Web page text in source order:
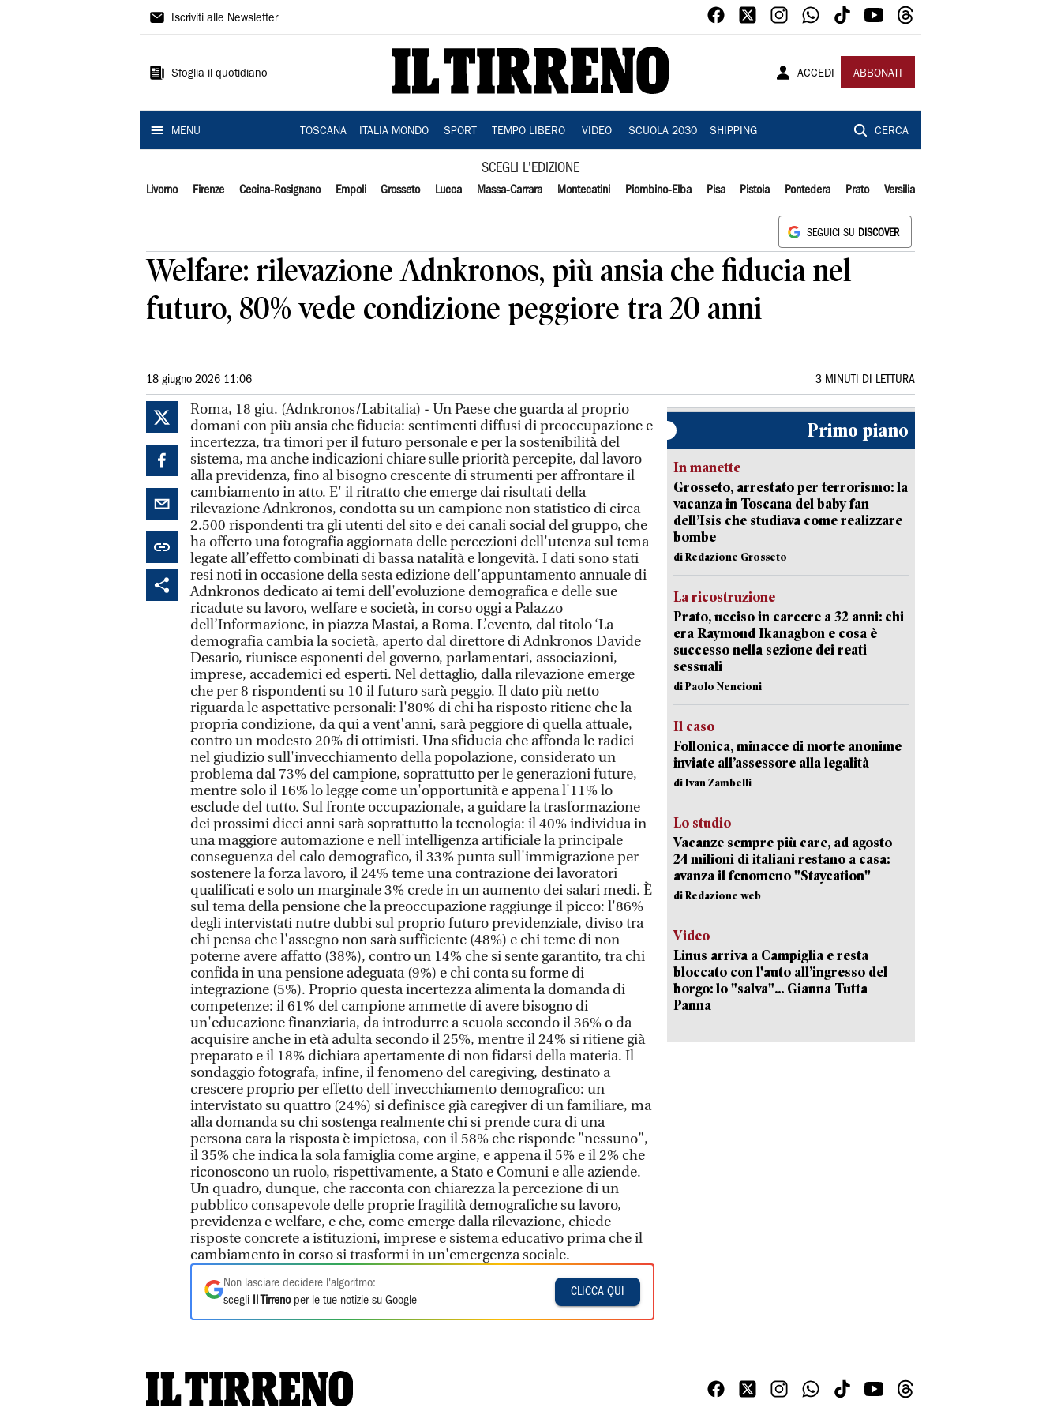
Il
Iscriviti alle Newsletter
Sfoglia il quotidiano ACCEDI ABBONATI
MENU TOSCANA ITALIA MONDO SPORT TEMPO LIBERO VIDEO SCUOLA 2030 SHIPPING CERCA
SCEGLI L'EDIZIONE
Livorno Firenze Cecina-Rosignano Empoli Grosseto Lucca Massa-Carrara Montecatini Piombino-Elba Pisa Pistoia Pontedera Prato Versilia
SEGUICI SU DISCOVER
Welfare: rilevazione Adnkronos, più ansia che fiducia nel
futuro, 80% vede condizione peggiore tra 20 anni
18 giugno 2026 11:06 3 MINUTI DI LETTURA
Roma, 18 giu. (Adnkronos/Labitalia) - Un Paese che guarda al proprio
domani con più ansia che fiducia: sentimenti diffusi di preoccupazione e
incertezza, tra timori per il futuro personale e per la sostenibilità del
sistema, ma anche indicazioni chiare sulle priorità percepite, dal lavoro
alla previdenza, fino al bisogno crescente di strumenti per affrontare il
cambiamento in atto. E' il ritratto che emerge dai risultati della
rilevazione Adnkronos, condotta su un campione non statistico di circa
2.500 rispondenti tra gli utenti del sito e dei canali social del gruppo, che
ha offerto una fotografia aggiornata delle percezioni dell'utenza sul tema
legate all’effetto combinati di bassa natalità e longevità. I dati sono stati
resi noti in occasione della sesta edizione dell’appuntamento annuale di
Adnkronos dedicato ai temi dell'evoluzione demografica e delle sue
ricadute su lavoro, welfare e società, in corso oggi a Palazzo
dell’Informazione, in piazza Mastai, a Roma. L’evento, dal titolo ‘La
demografia cambia la società, aperto dal direttore di Adnkronos Davide
Desario, riunisce esponenti del governo, parlamentari, associazioni,
imprese, accademici ed esperti. Nel dettaglio, dalla rilevazione emerge
che per 8 rispondenti su 10 il futuro sarà peggio. Il dato più netto
riguarda le aspettative personali: l'80% di chi ha risposto ritiene che la
propria condizione, da qui a vent'anni, sarà peggiore di quella attuale,
contro un modesto 20% di ottimisti. Una sfiducia che affonda le radici
nel giudizio sull'invecchiamento della popolazione, considerato un
problema dal 73% del campione, soprattutto per le generazioni future,
mentre solo il 16% lo legge come un'opportunità e appena l'11% lo
esclude del tutto. Sul fronte occupazionale, a guidare la trasformazione
dei prossimi dieci anni sarà soprattutto la tecnologia: il 40% individua in
una maggiore automazione e nell'intelligenza artificiale la principale
conseguenza del calo demografico, il 33% punta sull'immigrazione per
sostenere la forza lavoro, il 24% teme una contrazione dei lavoratori
qualificati e solo un marginale 3% crede in un aumento dei salari medi. È
sul tema della pensione che la preoccupazione raggiunge il picco: l'86%
degli intervistati nutre dubbi sul proprio futuro previdenziale, diviso tra
chi pensa che l'assegno non sarà sufficiente (48%) e chi teme di non
poterne avere affatto (38%), contro un 14% che si sente garantito, tra chi
confida in una pensione adeguata (9%) e chi conta su forme di
integrazione (5%). Proprio questa incertezza alimenta la domanda di
competenze: il 61% del campione ammette di avere bisogno di
un'educazione finanziaria, da introdurre a scuola secondo il 36% o da
acquisire anche in età adulta secondo il 25%, mentre il 24% si ritiene già
preparato e il 18% dichiara apertamente di non fidarsi della materia. Il
sondaggio fotografa, infine, il fenomeno del caregiving, destinato a
crescere proprio per effetto dell'invecchiamento demografico: un
intervistato su quattro (24%) si definisce già caregiver di un familiare, ma
alla domanda su chi sostenga realmente chi si prende cura di una
persona cara la risposta è impietosa, con il 58% che risponde "nessuno",
il 35% che indica la sola famiglia come argine, e appena il 5% e il 2% che
riconoscono un ruolo, rispettivamente, a Stato e Comuni e alle aziende.
Un quadro, dunque, che racconta con chiarezza la percezione di un
pubblico consapevole delle proprie fragilità demografiche su lavoro,
previdenza e welfare, e che, come emerge dalla rilevazione, chiede
risposte concrete a istituzioni, imprese e sistema educativo prima che il
cambiamento in corso si trasformi in un'emergenza sociale.
Non lasciare decidere l'algoritmo:
scegli
Il Tirrenoper le tue notizie su Google
CLICCA QUI
Primo piano
In manette
Grosseto, arrestato per terrorismo: la
vacanza in Toscana del baby fan
dell’Isis che studiava come realizzare
bombe
di Redazione Grosseto
La ricostruzione
Prato, ucciso in carcere a 32 anni: chi
era Raymond Ikanagbon e cosa è
successo nella sezione dei reati
sessuali
di Paolo Nencioni
Il caso
Follonica, minacce di morte anonime
inviate all’assessore alla legalità
di Ivan Zambelli
Lo studio
Vacanze sempre più care, ad agosto
24 milioni di italiani restano a casa:
avanza il fenomeno "Staycation"
di Redazione web
Video
Linus arriva a Campiglia e resta
bloccato con l'auto all’ingresso del
borgo: lo "salva"... Gianna Tutta
Panna